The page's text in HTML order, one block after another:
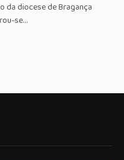
da diocese de Bragança
se…